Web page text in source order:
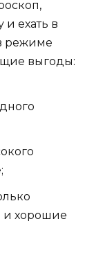
и ехать в
режиме
выгоды:
и хорошие